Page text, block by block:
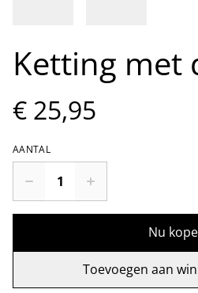
Ketting met
€ 25,95
AANTAL
Nu
Toevoegen aan